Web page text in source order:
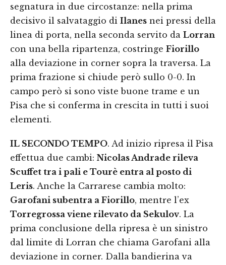
segnatura in due circostanze: nella prima
decisivo il salvataggio di Ilanes nei pressi della
linea di porta, nella seconda servito da Lorran
con una bella ripartenza, costringe Fiorillo
alla deviazione in corner sopra la traversa. La
prima frazione si chiude però sullo 0-0. In
campo però si sono viste buone trame e un
Pisa che si conferma in crescita in tutti i suoi
elementi.
IL SECONDO TEMPO. Ad inizio ripresa il Pisa
effettua due cambi: Nicolas Andrade rileva
Scuffet tra i pali e Tourè entra al posto di
Leris. Anche la Carrarese cambia molto:
Garofani subentra a Fiorillo, mentre l’ex
Torregrossa viene rilevato da Sekulov. La
prima conclusione della ripresa è un sinistro
dal limite di Lorran che chiama Garofani alla
deviazione in corner. Dalla bandierina va